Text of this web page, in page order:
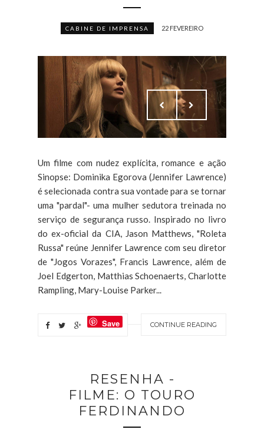
CABINE DE IMPRENSA 22 FEVEREIRO
Um filme com nudez explícita, romance e ação
Sinopse: Dominika Egorova (Jennifer Lawrence)
é selecionada contra sua vontade para se tornar
uma "pardal"- uma mulher sedutora treinada no
serviço de segurança russo. Inspirado no livro
do ex-oficial da CIA, Jason Matthews, "Roleta
Russa" reúne Jennifer Lawrence com seu diretor
de "Jogos Vorazes", Francis Lawrence, além de
Joel Edgerton, Matthias Schoenaerts, Charlotte
Rampling, Mary-Louise Parker...
CONTINUE READING
Save
RESENHA -
FILME: O TOURO
FERDINANDO